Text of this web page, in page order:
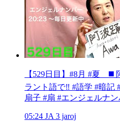
【529日目】#8月 #夏 ◼️
ラント語で‼️ #語学 #暗記
扇子 #扇 #エンジェルナン
05:24 JA 3 jaroj